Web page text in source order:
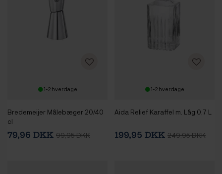
1-2 hverdage
Bredemeijer Målebæger 20/40
cl
79,96 DKK 99,95 DKK
1-2 hverdage
Aida Relief Karaffel m. Låg 0,7 L
199,95 DKK 249,95 DKK